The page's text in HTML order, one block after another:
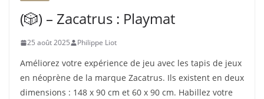
t
…
(🎲) – Zacatrus : Playmat
25 août 2025 Philippe Liot
Améliorez votre expérience de jeu avec les tapis de jeux
en néoprène de la marque Zacatrus. Ils existent en deux
dimensions : 148 x 90 cm et 60 x 90 cm. Habillez votre